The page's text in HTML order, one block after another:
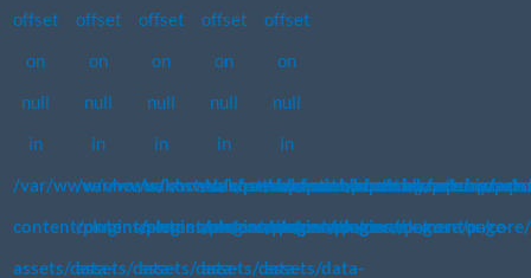
offset
on
null
in
/var/www/vhosts/koste.biz/patchpassion.academy/wp-
content/plugins/elementor/core/page-
assets/data-
offset
on
null
in
/var/www/vhosts/koste.biz/patchpassion.academy/wp-
content/plugins/elementor/core/page-
assets/data-
offset
on
null
in
/var/www/vhosts/koste.biz/
content/plugins/elementor/core/page-
assets/data-
offset
on
null
in
/var/www/vhosts/koste.biz/
content/plugins/elementor/core/page-
assets/data-
offset
on
null
in
/var/www/vhosts/koste.biz/
content/plugins/elementor/core/
assets/data-